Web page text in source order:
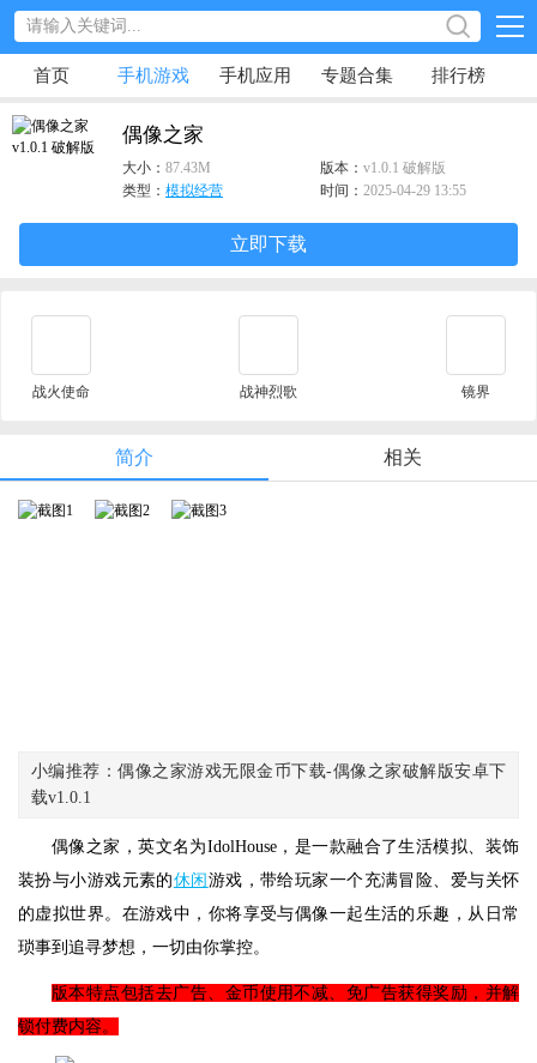
首页 手机游戏 手机应用 专题合集 排行榜
偶像之家
大小： 87.43M 版本： v1.0.1 破解版
类型： 模拟经营 时间： 2025-04-29 13:55
立即下载
战火使命 战神烈歌 镜界
简介 相关
小编推荐：偶像之家游戏无限金币下载-偶像之家破解版安卓下
载v1.0.1
偶像之家，英文名为IdolHouse，是一款融合了生活模拟、装饰
装扮与小游戏元素的休闲 游戏，带给玩家一个充满冒险、爱与关怀
的虚拟世界。在游戏中，你将享受与偶像一起生活的乐趣，从日常
琐事到追寻梦想，一切由你掌控。
版本特点包括去广告、金币使用不减、免广告获得奖励，并解
锁付费内容。